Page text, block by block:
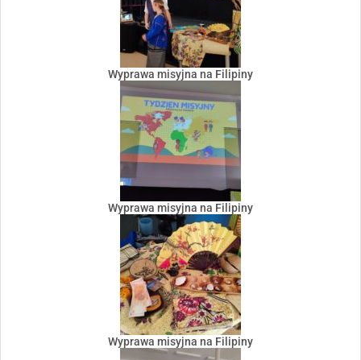
Wyprawa misyjna na Filipiny
Wyprawa misyjna na Filipiny
Wyprawa misyjna na Filipiny